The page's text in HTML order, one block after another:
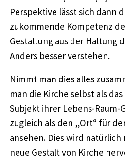
Perspektive lässt sich dann
zukommende Kompetenz
Gestaltung aus der Haltung
Anders besser verstehen.
Nimmt man dies alles
man die Kirche selbst als
Subjekt ihrer Lebens-Raum-
zugleich als den „Ort“ für
ansehen. Dies wird natürlich
neue Gestalt von Kirche